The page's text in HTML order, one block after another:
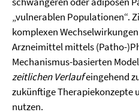
„vulnerablen Populationen“.
komplexen
Arzneimittel mittels (Patho-
Mechanismus-basierten
zeitlichen Verlaufeingehend
zukünftige Therapiekonzepte
nutzen.